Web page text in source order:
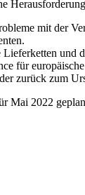
mit der
Lieferketten und
für
zurück zum
Mai 2022